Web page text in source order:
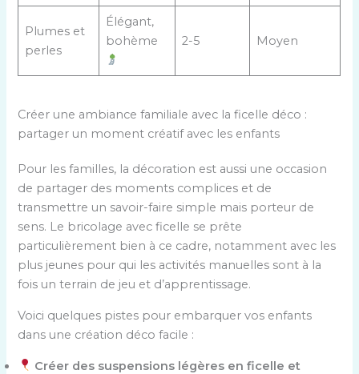
Plumes et
perles
Élégant,
bohème
2-5 Moyen
Créer une ambiance familiale avec la ficelle déco :
partager un moment créatif avec les enfants
Pour les familles, la décoration est aussi une occasion
de partager des moments complices et de
transmettre un savoir-faire simple mais porteur de
sens. Le bricolage avec ficelle se prête
particulièrement bien à ce cadre, notamment avec les
plus jeunes pour qui les activités manuelles sont à la
fois un terrain de jeu et d’apprentissage.
Voici quelques pistes pour embarquer vos enfants
dans une création déco facile :
Créer des suspensions légères en ficelle et